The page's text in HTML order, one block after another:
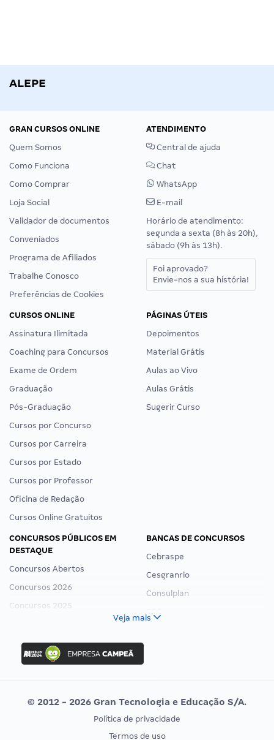
ALEPE
GRAN CURSOS ONLINE
Quem Somos
Como Funciona
Como Comprar
Loja Social
Validador de documentos
Conveniados
Programa de Afiliados
Trabalhe Conosco
Preferências de Cookies
ATENDIMENTO
Central de ajuda
Chat
WhatsApp
E-mail
Horário de atendimento:
segunda a sexta (8h às 20h),
sábado (9h às 13h).
Foi aprovado?
Envie-nos a sua história!
CURSOS ONLINE
Assinatura Ilimitada
Coaching para Concursos
Exame de Ordem
Graduação
Pós-Graduação
Cursos por Concurso
Cursos por Carreira
Cursos por Estado
Cursos por Professor
Oficina de Redação
Cursos Online Gratuitos
PÁGINAS ÚTEIS
Depoimentos
Material Grátis
Aulas ao Vivo
Aulas Grátis
Sugerir Curso
CONCURSOS PÚBLICOS EM
DESTAQUE
Concursos Abertos
Concursos 2026
Concursos 2025
Concurso Nacional Unificado
Concurso Ibama
Concurso MPU
Editais publicados
BANCAS DE CONCURSOS
Cebraspe
Cesgranrio
Consulplan
Vunesp
CONCURSOS POR PROFISSÃO
EXAME DE ORDEM
Veja mais
© 2012 - 2026 Gran Tecnologia e Educação S/A.
Política de privacidade
Termos de uso